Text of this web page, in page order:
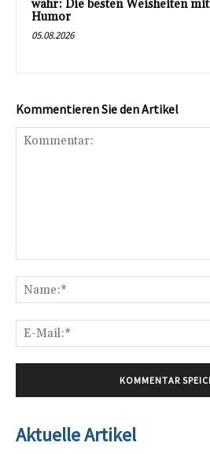
wahr: Die besten Weisheiten mit
Humor
05.08.2026
Kommentieren Sie den Artikel
Aktuelle Artikel